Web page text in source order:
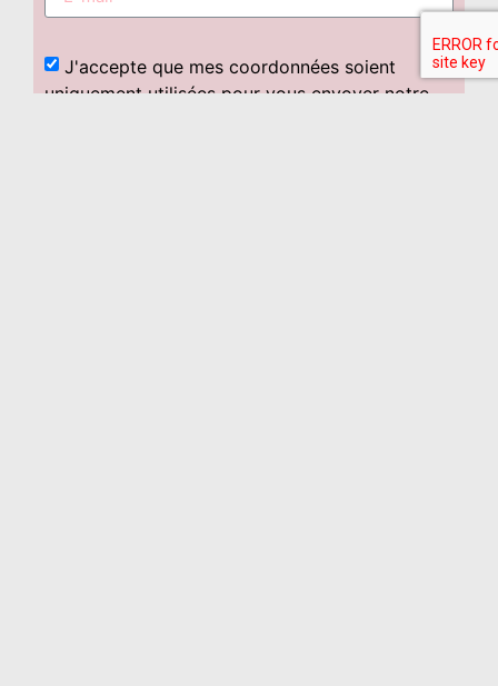
J'accepte que mes coordonnées soient
uniquement utilisées pour vous envoyer notre